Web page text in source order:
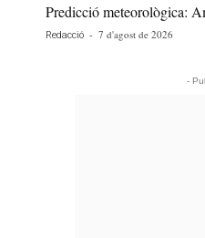
Predicció meteorològica:
Redacció - 7 d'agost de 2026
-